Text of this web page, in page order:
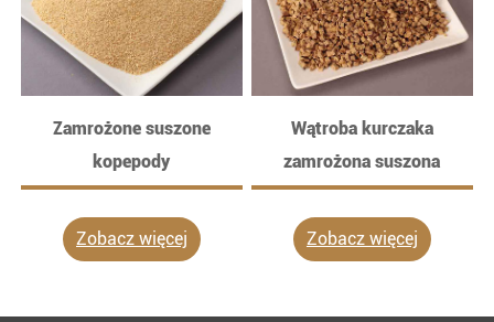
Zamrożone suszone
kopepody
Zobacz więcej
Wątroba kurczaka
zamrożona suszona
Zobacz więcej